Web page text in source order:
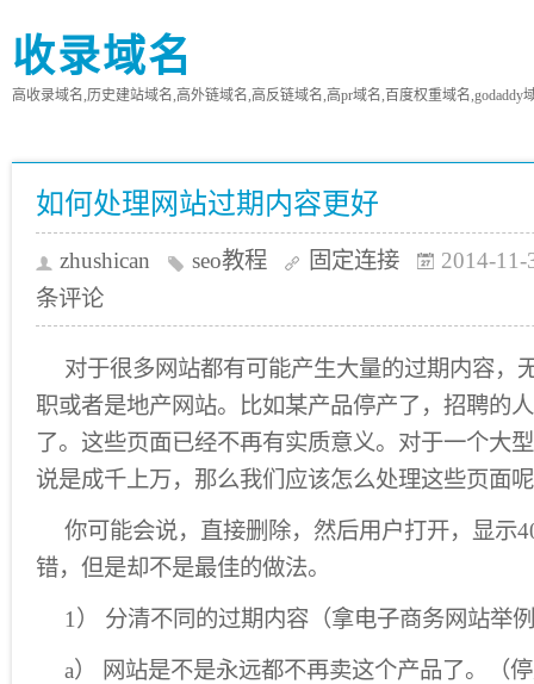
收录域名
高收录域名,历史建站域名,高外链域名,高反链域名,高pr域名,百度权重域名,godaddy
如何处理网站过期内容更好
zhushican seo教程 固定连接
2014-11-
条评论
对于很多网站都有可能产生大量的过期内容，
职或者是地产网站。比如某产品停产了，招聘的
了。这些页面已经不再有实质意义。对于一个大
说是成千上万，那么我们应该怎么处理这些页面
你可能会说，直接删除，然后用户打开，显示
错，但是却不是最佳的做法。
1） 分清不同的过期内容（拿电子商务网站举
a） 网站是不是永远都不再卖这个产品了。（